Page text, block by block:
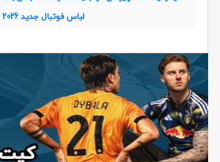
لباس فوتبال جدید 2026